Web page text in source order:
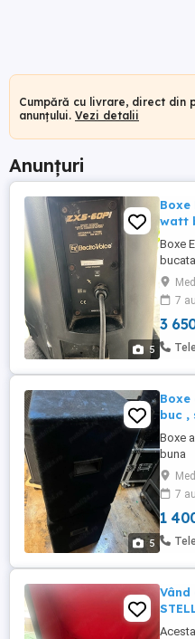
Cumpără cu livrare, direct din
anunțului. Vezi detalii
Anunțuri
5
Boxe
watt
Boxe
7
3
5
Boxe
buc ,
Boxe
buna
7
1
Vând